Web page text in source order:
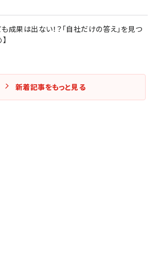
成果は出ない！？「自社だけの答え」を見つ
新着記事をもっと見る